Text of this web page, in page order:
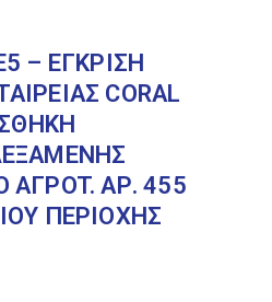
– ΕΓΚΡΙΣΗ
CORAL
ΑΡ. 455
ΠΕΡΙΟΧΗΣ